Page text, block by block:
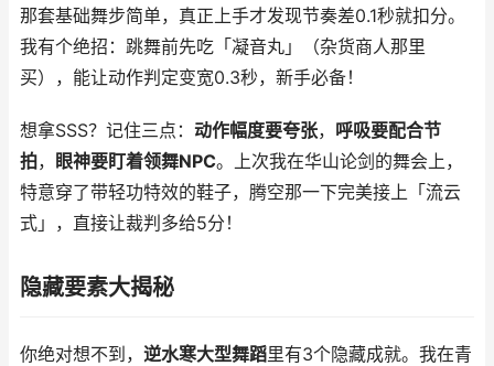
那套基础舞步简单，真正上手才发现节奏差0.1秒就扣分。
我有个绝招：跳舞前先吃「凝音丸」（杂货商人那里
买），能让动作判定变宽0.3秒，新手必备！
想拿SSS？记住三点： 动作幅度要夸张， 呼吸要配合节
拍， 眼神要盯着领舞NPC。上次我在华山论剑的舞会上，
特意穿了带轻功特效的鞋子，腾空那一下完美接上「流云
式」，直接让裁判多给5分！
隐藏要素大揭秘
你绝对想不到， 逆水寒大型舞蹈里有3个隐藏成就。我在青